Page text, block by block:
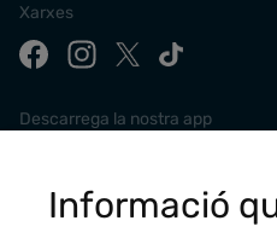
Xarxes
Descarrega la nostra app
Informació